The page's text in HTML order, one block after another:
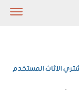
الاثاث المستخدم